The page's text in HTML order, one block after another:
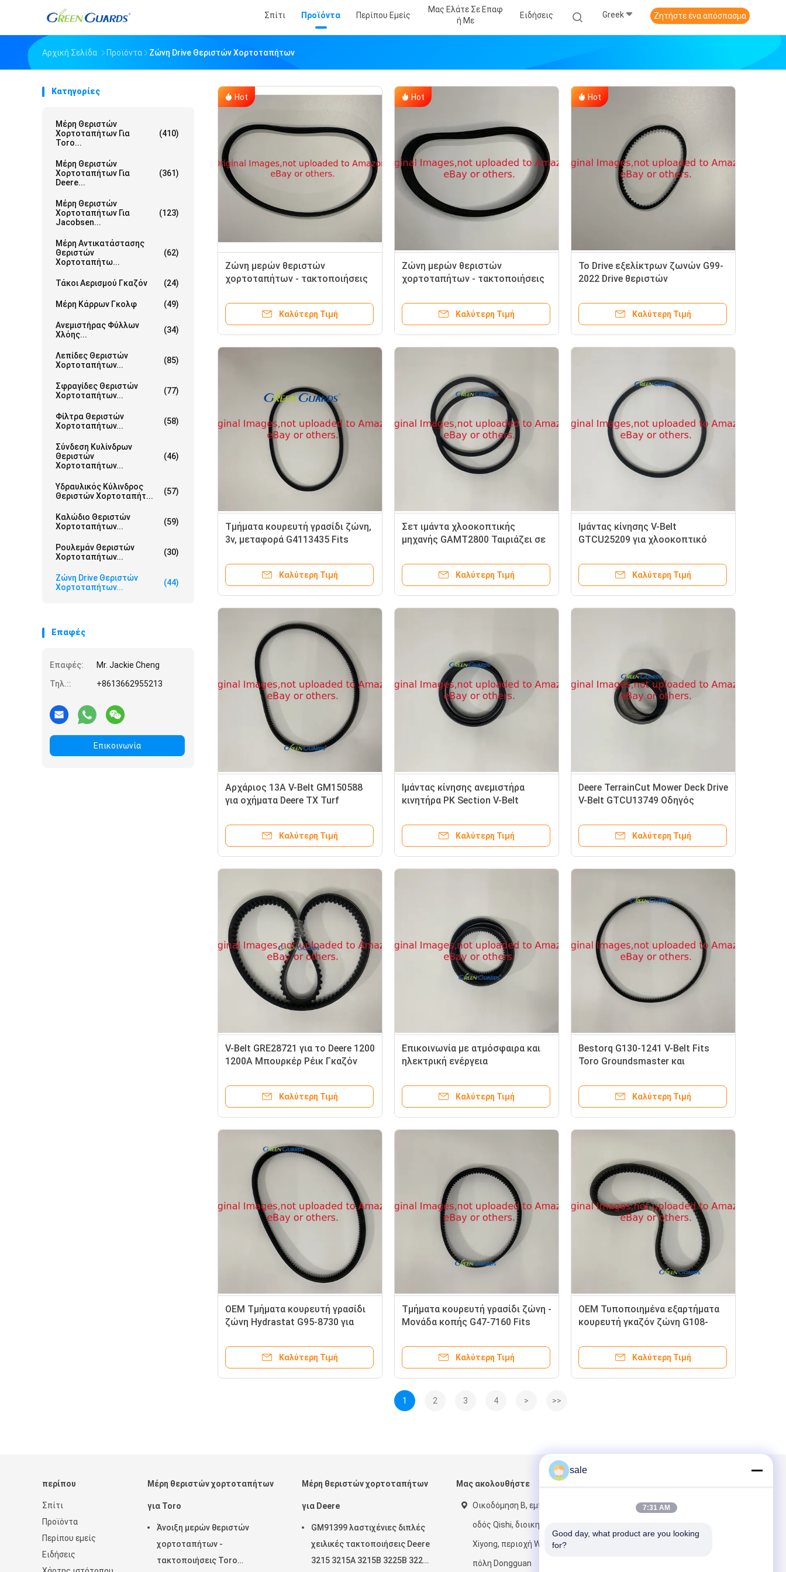
Σπίτι Προϊόντα Περίπου Εμείς
Μας Ελάτε Σε Επαφ
Ή Με
Ειδήσεις Greek Ζητήστε ένα απόσπασμα
Αρχική Σελίδα Προϊόντα Ζώνη Drive Θεριστών Χορτοταπήτων
Κατηγορίες
Μέρη Θεριστών
Χορτοταπήτων Για
Toro...
(410)
Μέρη Θεριστών
Χορτοταπήτων Για
Deere...
(361)
Μέρη Θεριστών
Χορτοταπήτων Για
Jacobsen...
(123)
Μέρη Αντικατάστασης
Θεριστών
Χορτοταπήτω...
(62)
Τάκοι Αερισμού Γκαζόν (24)
Μέρη Κάρρων Γκολφ (49)
Ανεμιστήρας Φύλλων
Χλόης...
(34)
Λεπίδες Θεριστών
Χορτοταπήτων...
(85)
Σφραγίδες Θεριστών
Χορτοταπήτων...
(77)
Φίλτρα Θεριστών
Χορτοταπήτων...
(58)
Σύνδεση Κυλίνδρων
Θεριστών
Χορτοταπήτων...
(46)
Υδραυλικός Κύλινδρος
Θεριστών Χορτοταπήτ...
(57)
Καλώδιο Θεριστών
Χορτοταπήτων...
(59)
Ρουλεμάν Θεριστών
Χορτοταπήτων...
(30)
Ζώνη Drive Θεριστών
Χορτοταπήτων...
(44)
Επαφές
Επαφές:
Mr. Jackie Cheng
Τηλ.::
+8613662955213
Επικοινωνία
Hot
Ζώνη μερών θεριστών
χορτοταπήτων - τακτοποιήσεις
G115-6743
Καλύτερη Τιμή
Hot
Ζώνη μερών θεριστών
χορτοταπήτων - τακτοποιήσεις
6744 τυμπάνων
Καλύτερη Τιμή
Hot
Το Drive εξελίκτρων ζωνών G99-
2022 Drive θεριστών
Greensmaster
Καλύτερη Τιμή
Τμήματα κουρευτή γρασίδι ζώνη,
3v, μεταφορά G4113435 Fits
Καλύτερη Τιμή
Σετ ιμάντα χλοοκοπτικής
μηχανής GAMT2800 Ταιριάζει σε
Walk-Behind Greensmowers
Καλύτερη Τιμή
Ιμάντας κίνησης V-Belt
GTCU25209 για χλοοκοπτικό
Καλύτερη Τιμή
Αρχάριος 13A V-Belt GM150588
για οχήματα Deere TX Turf
Καλύτερη Τιμή
Ιμάντας κίνησης ανεμιστήρα
κινητήρα PK Section V-Belt
Deere
Καλύτερη Τιμή
Deere TerrainCut Mower Deck Drive
V-Belt GTCU13749 Οδηγός
Καλύτερη Τιμή
V-Belt GRE28721 για το Deere 1200
1200A Μπουρκέρ Ρέικ Γκαζόν
Καλύτερη Τιμή
Επικοινωνία με ατμόσφαιρα και
ηλεκτρική ενέργεια
Καλύτερη Τιμή
Bestorq G130-1241 V-Belt Fits
Toro Groundsmaster και
γρασίδι
Καλύτερη Τιμή
OEM Τμήματα κουρευτή γρασίδι
ζώνη Hydrastat G95-8730 για
Καλύτερη Τιμή
Τμήματα κουρευτή γρασίδι ζώνη -
Μονάδα κοπής G47-7160 Fits
Καλύτερη Τιμή
OEM Τυποποιημένα εξαρτήματα
κουρευτή γκαζόν ζώνη G108-
1250 Sprayer γκαζόν
Καλύτερη Τιμή
1 2 3 4 > >>
περίπου
Σπίτι
Προϊόντα
Περίπου εμείς
Ειδήσεις
Μέρη θεριστών χορτοταπήτων
για Toro
Άνοιξη μερών θεριστών
χορτοταπήτων -
τακτοποιήσεις Toro
Μέρη θεριστών χορτοταπήτων
για Deere
GM91399 λαστιχένιες διπλές
χειλικές τακτοποιήσεις Deere
3215 3215A 3215B 3225B 3225c
Μας ακολουθήστε
Οικοδόμηση Β, εμπορική
οδός Qishi, διοικητική ζώνη
Xiyong, περιοχή Wanjiang,
πόλη Dongguan
sale
7:31 AM
Good day, what product are you looking
for?